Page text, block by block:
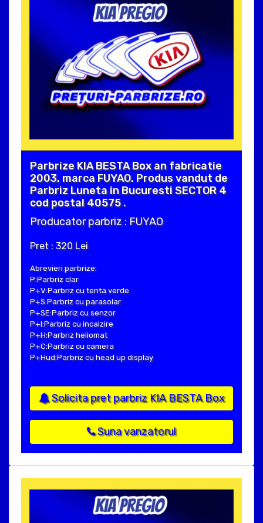
Parbrize KIA BESTA Box an fabricatie
2003, marca FUYAO. Produs vandut de
Parbriz Luneta in Bucuresti SECTOR 4
cod postal 40575 .
Producator parbriz : FUYAO
Pret : 320 Lei
Abrevieri parbrize:
P:Parbriz clar
P+V:Parbriz cu tenta verde
P+S:Parbriz cu parasolar
P+SE:Parbriz cu senzor
P+I:Parbriz cu incalzire
P+H:Parbriz heliomat
P+C:Parbriz cu camera
P+Hud:Parbriz cu head up display
Solicita pret parbriz KIA BESTA Box
Suna vanzatorul